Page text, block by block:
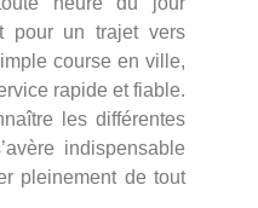
pour un trajet vers
course en ville,
rapide et fiable.
les différentes
indispensable
pleinement de tout